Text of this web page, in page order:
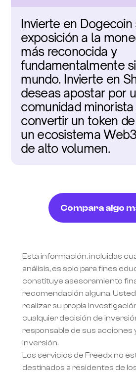
Invierte en Dogecoin
exposición a la
más reconocida y
fundamentalmente
mundo. Invierte en
deseas apostar por
comunidad
convertir un token
un ecosistema
de alto volumen.
Compara algo
Esta información, incluidas
análisis, es solo para fines
constituye asesoramiento
recomendación alguna.
realizar su propia
cualquier decisión de
responsable de sus acciones
inversión.
Los servicios de Freedx no
destinados a residentes de